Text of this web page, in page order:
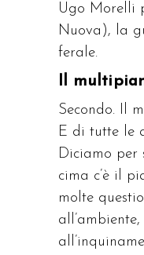
Ugo Morelli
Nuova), la
ferale.
Il
Secondo. Il
E di tutte le
Diciamo per
cima c’è il
molte